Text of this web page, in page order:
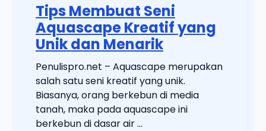
Tips Membuat Seni
Aquascape Kreatif yang
Unik dan Menarik
Penulispro.net – Aquascape merupakan
salah satu seni kreatif yang unik.
Biasanya, orang berkebun di media
tanah, maka pada aquascape ini
berkebun di dasar air ...